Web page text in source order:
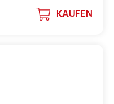
KAUFEN